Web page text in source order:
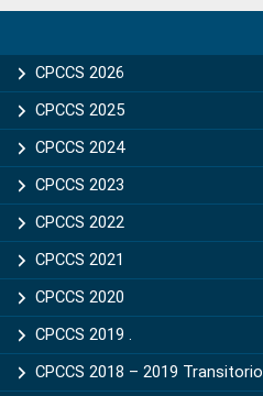
Sidebar
CPCCS 2026
CPCCS 2025
CPCCS 2024
CPCCS 2023
CPCCS 2022
CPCCS 2021
CPCCS 2020
CPCCS 2019 .
CPCCS 2018 – 2019 Transitorio